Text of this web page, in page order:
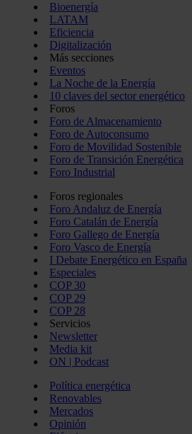
Bioenergía
LATAM
Eficiencia
Digitalización
Más secciones
Eventos
La Noche de la Energía
10 claves del sector energético
Foros
Foro de Almacenamiento
Foro de Autoconsumo
Foro de Movilidad Sostenible
Foro de Transición Energética
Foro Industrial
Foros regionales
Foro Andaluz de Energía
Foro Catalán de Energía
Foro Gallego de Energía
Foro Vasco de Energía
I Debate Energético en España
Especiales
COP 30
COP 29
COP 28
Servicios
Newsletter
Media kit
ON | Podcast
Política energética
Renovables
Mercados
Opinión